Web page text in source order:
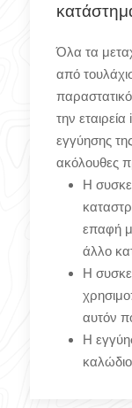
Όλα τα
από
την
εγγύησης
ακόλουθες
Η
επαφή
άλλο
Η
αυτόν
Η